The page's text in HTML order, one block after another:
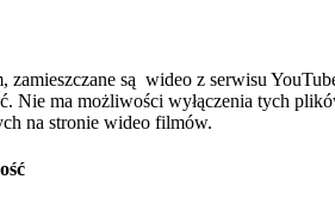
zamieszczane są wideo z serwisu
Nie ma możliwości wyłączenia tych
na stronie wideo filmów.